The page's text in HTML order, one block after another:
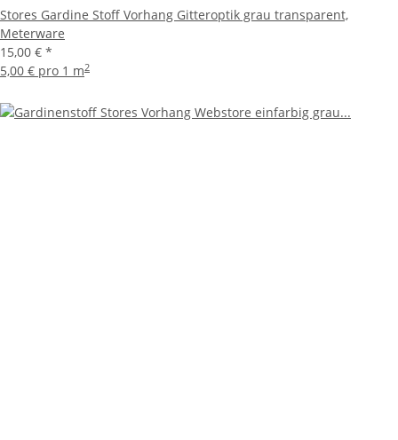
Stores Gardine Stoff Vorhang Gitteroptik grau transparent,
Meterware
15,00 € *
5,00 € pro 1 m2